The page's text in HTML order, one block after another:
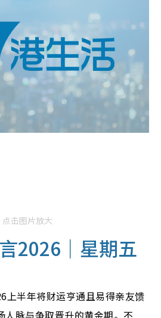
点击图片放大
2026｜ 星期五
上半年将财运亨通且易得亲友馈
人脉与争取晋升的黄金期。不